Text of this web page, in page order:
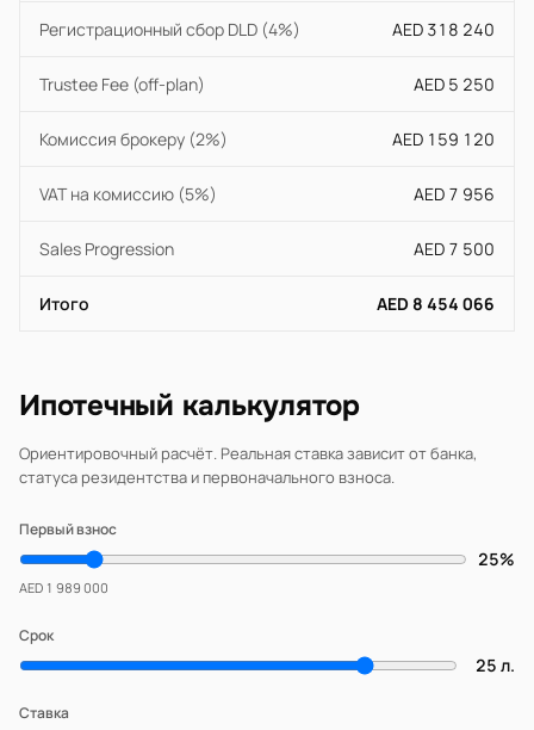
Регистрационный сбор DLD (4%) AED 318 240
Trustee Fee (off-plan) AED 5 250
Комиссия брокеру (2%) AED 159 120
VAT на комиссию (5%) AED 7 956
Sales Progression AED 7 500
Итого AED 8 454 066
Ипотечный калькулятор
Ориентировочный расчёт. Реальная ставка зависит от банка,
статуса резидентства и первоначального взноса.
Первый взнос
25%
AED 1 989 000
Срок
25 л.
Ставка